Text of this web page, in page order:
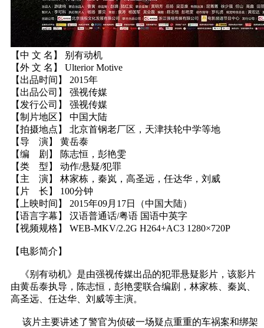
【中 文 名】 别有动机
【外 文 名】 Ulterior Motive
【出品时间】 2015年
【出品公司】 强视传媒
【发行公司】 强视传媒
【制片地区】 中国大陆
【拍摄地点】 北京首钢老厂区，天津扶轮中学等地
【导 演】 黄岳泰
【编 剧】 陈志恒，彭艳雯
【类 型】 动作/悬疑/犯罪
【主 演】 林家栋，秦岚，高圣远，任达华，刘威
【片 长】 100分钟
【上映时间】 2015年09月17日（中国大陆）
【语言字幕】 汉语普通话/粤语 国语中英字
【视频规格】 WEB-MKV/2.2G H264+AC3 1280×720P
【电影简介】
《别有动机》是由强视传媒出品的犯罪悬疑影片，该影片
由黄岳泰执导，陈志恒，彭艳雯联合编剧，林家栋、秦岚、
高圣远、任达华、刘威等主演。
该片主要讲述了警官为侦破一场疑点重重的车祸案和绑架